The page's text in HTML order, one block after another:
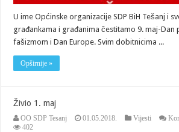
U ime Općinske organizacije SDP BiH Tešanj i
građankama i građanima čestitamo 9. maj-Dan
fašizmom i Dan Europe. Svim dobitnicima ...
Opširnije »
Živio 1. maj
OO SDP Tesanj 01.05.2018. Vijesti
402